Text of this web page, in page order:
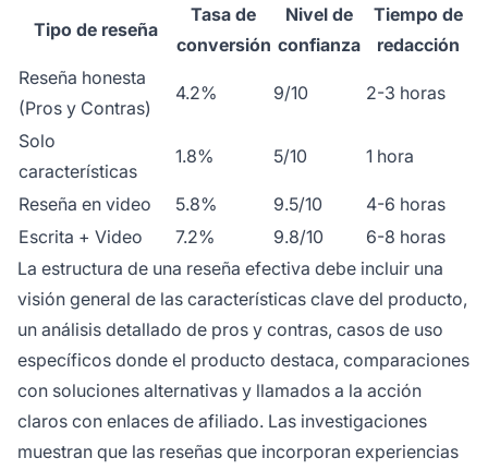
Tipo de reseña
Tasa de
conversión
Nivel de
confianza
Tiempo de
redacción
Reseña honesta
(Pros y Contras)
4.2% 9/10 2-3 horas
Solo
características
1.8% 5/10 1 hora
Reseña en video 5.8% 9.5/10
4-6 horas
Escrita + Video
7.2% 9.8/10
6-8 horas
La estructura de una reseña efectiva debe incluir una
visión general de las características clave del producto,
un análisis detallado de pros y contras, casos de uso
específicos donde el producto destaca, comparaciones
con soluciones alternativas y llamados a la acción
claros con enlaces de afiliado. Las investigaciones
muestran que las reseñas que incorporan experiencias